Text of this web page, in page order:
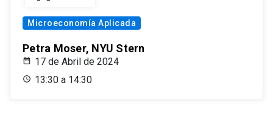
Microeconomía Aplicada
Petra Moser, NYU Stern
17 de Abril de 2024
13:30 a 14:30